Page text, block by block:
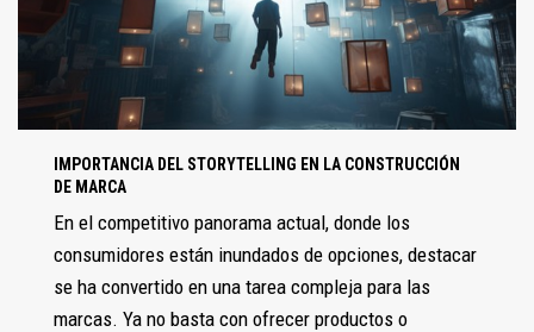
IMPORTANCIA DEL STORYTELLING EN LA CONSTRUCCIÓN
DE MARCA
En el competitivo panorama actual, donde los
consumidores están inundados de opciones, destacar
se ha convertido en una tarea compleja para las
marcas. Ya no basta con ofrecer productos o